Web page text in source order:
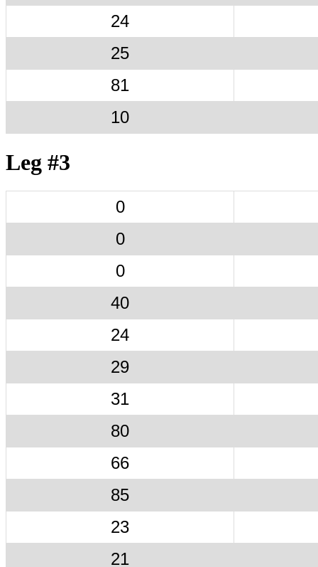
24
25
81
10
Leg #3
0
0
0
40
24
29
31
80
66
85
23
21